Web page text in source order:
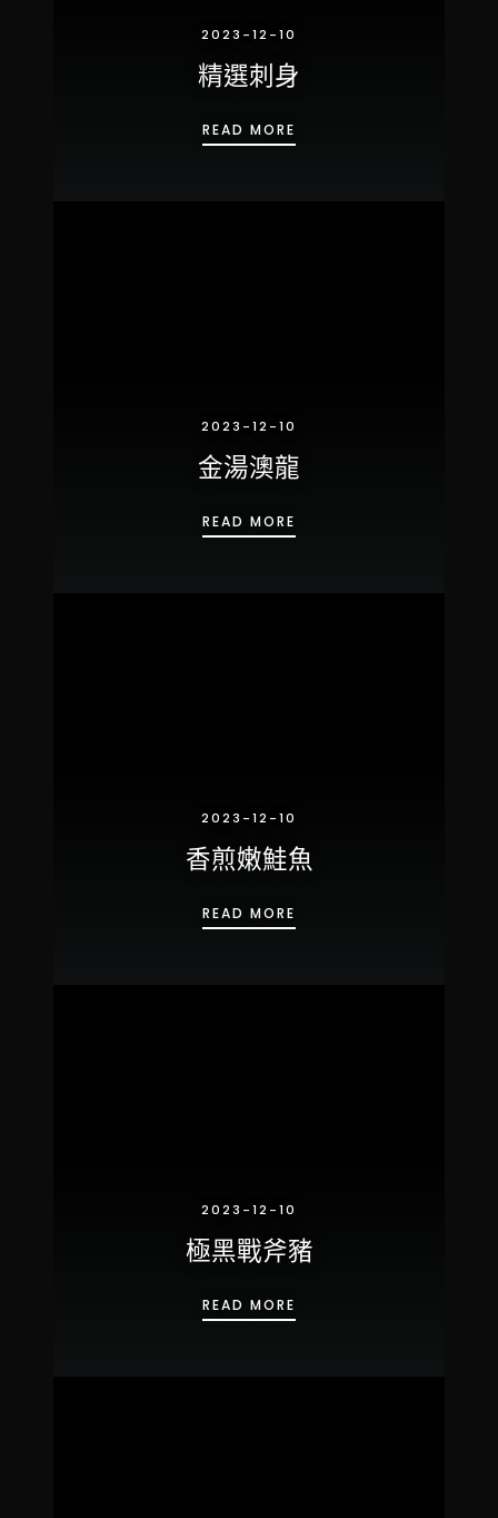
2023-12-10
精選刺身
READ MORE
2023-12-10
金湯澳龍
READ MORE
2023-12-10
香煎嫩鮭魚
READ MORE
2023-12-10
極黑戰斧豬
READ MORE